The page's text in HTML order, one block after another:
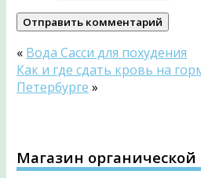
« Вода Сасси для похудения
Как и где сдать кровь на
Петербурге »
Магазин